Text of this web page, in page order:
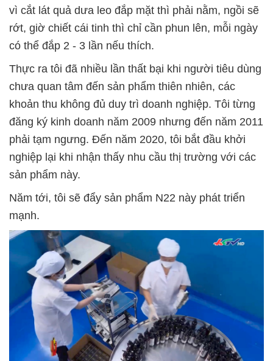
vì cắt lát quả dưa leo đắp mặt thì phải nằm, ngồi sẽ
rớt, giờ chiết cái tinh thì chỉ cần phun lên, mỗi ngày
có thể đắp 2 - 3 lần nếu thích.
Thực ra tôi đã nhiều lần thất bại khi người tiêu dùng
chưa quan tâm đến sản phẩm thiên nhiên, các
khoản thu không đủ duy trì doanh nghiệp. Tôi từng
đăng ký kinh doanh năm 2009 nhưng đến năm 2011
phải tạm ngưng. Đến năm 2020, tôi bắt đầu khởi
nghiệp lại khi nhận thấy nhu cầu thị trường với các
sản phẩm này.
Năm tới, tôi sẽ đẩy sản phẩm N22 này phát triển
mạnh.